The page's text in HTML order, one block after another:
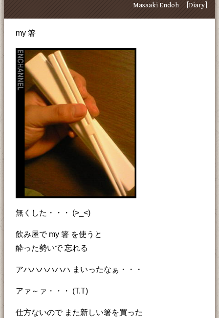
Masaaki Endoh [Diary]
my 箸
無くした・・・ (>_<)
飲み屋で my 箸 を使うと
酔った勢いで 忘れる
アハハハハハハ まいったなぁ・・・
アァ～ァ・・・ (T.T)
仕方ないので また新しい箸を買った